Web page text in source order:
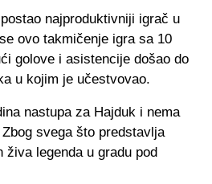
najproduktivniji igrač u
ovo takmičenje igra sa 10
golove i asistencije došao do
u kojim je učestvovao.
nastupa za Hajduk i nema
svega što predstavlja
živa legenda u gradu pod